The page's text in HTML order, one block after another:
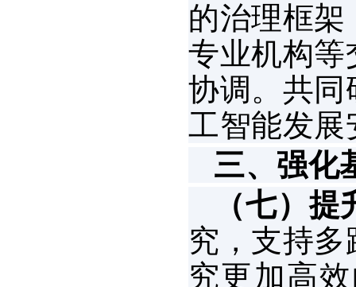
的治理框
专业机构等
协调。共同
工智能发展
三、强化
（七）
究，支持
究更加高